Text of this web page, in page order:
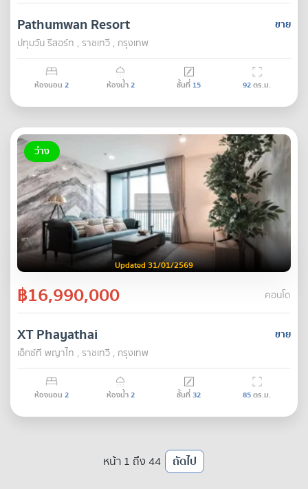
ขาย
Pathumwan Resort
ปทุมวัน รีสอร์ท , ราชเทวี , กรุงเทพ
ห้องนอน 2 ห้องน้ำ2 ชั้นที่ 15 92ตร.ม.
ว่าง
Updated 31/01/2569
฿16,990,000 คอนโด
ขาย
XT Phayathai
เอ็กซ์ที พญาไท , ราชเทวี , กรุงเทพ
ห้องนอน 2 ห้องน้ำ2 ชั้นที่32 85ตร.ม.
หน้า 1 ถึง 44 ถัดไป